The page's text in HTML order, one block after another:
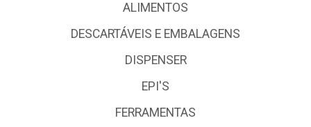
ALIMENTOS
DESCARTÁVEIS E EMBALAGENS
DISPENSER
EPI'S
FERRAMENTAS